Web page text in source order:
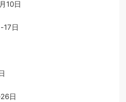
10日
17日
日